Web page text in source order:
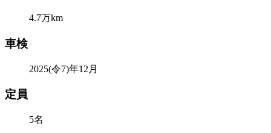
4.7万km
車検
2025(令7)年12月
定員
5名